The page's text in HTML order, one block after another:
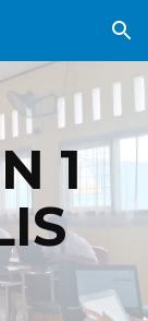
Skip to navigation
1